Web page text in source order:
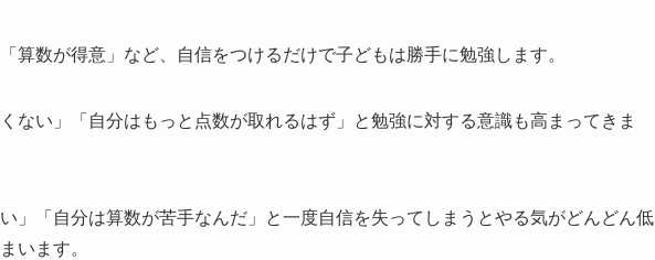
算数が得意」など、自信をつけるだけで子どもは勝手に勉強します。
ない」「自分はもっと点数が取れるはず」と勉強に対する意識も高まってきま
」「自分は算数が苦手なんだ」と一度自信を失ってしまうとやる気がどんどん低
います。